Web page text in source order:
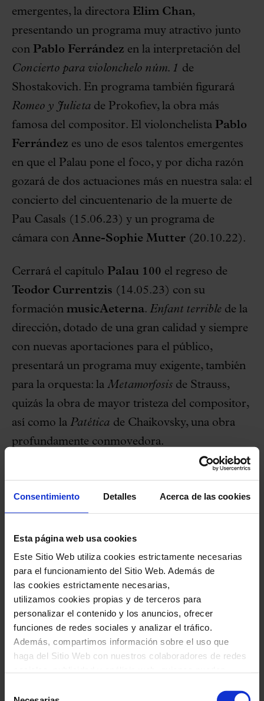
Consentimiento Detalles Acerca de las cookies
Esta página web usa cookies
Este Sitio Web utiliza cookies estrictamente necesarias
para el funcionamiento del Sitio Web. Además de
las cookies estrictamente necesarias,
utilizamos cookies propias y de terceros para
personalizar el contenido y los anuncios, ofrecer
funciones de redes sociales y analizar el tráfico.
Además, compartimos información sobre el uso que
haga del Sitio Web con nuestros colaboradores de redes
proporcionado o que hayan recopilado a través del uso
emergentes, la directora Elim Chan,
presentando un programa muy atractivo junto
con Pablo Ferrández en la interpretación del
Concierto para violonchelo núm. 1 de
Shostakovich. En programa también figurará
Romeo y Julieta de Prokofiev, la obra más
famosa del compositor. El violonchelista Pablo
Ferrández es uno de esos talentos emergentes
en que el Palau pone el foco, y por dicha razón
gozará de dos actuaciones más en nuestra sala: el
concierto del cincuentenario de la muerte de
Pau Casals (15.06.23) y un programa de
cámara con Anne-Sophie Mutter (20.10.22).
Cerrará el capítulo Palau 100 el regreso de
Teodor Currentzis (14.05.23) con su
formación musicAeterna. Enfant terrible de la
dirección, dotado de una gran calidad y siempre
con nuevas aportaciones para el público,
presentará un programa muy exigente, también
para la orquesta: la Metamorfosis de Strauss,
quizás la obra de mayor tristeza del compositor,
así como la Patética de Chaikovsky, una obra
profundamente conmovedora.
regresan las Grans Veus
disfrutó mucho del formato, de su calidad
artística y de la idoneidad de la sala para las
propuestas barrocas. Un público que se espera
aumente y se consolide en esta nueva edición,
que consta de una ópera contemporánea y tres
barrocas. Se programará Only the sound